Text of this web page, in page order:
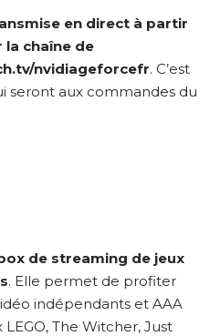
en direct à partir
la chaîne de
nvidiageforcefr. C’est
seront aux commandes du
de streaming de jeux
. Elle permet de profiter
indépendants et AAA
The Witcher, Just